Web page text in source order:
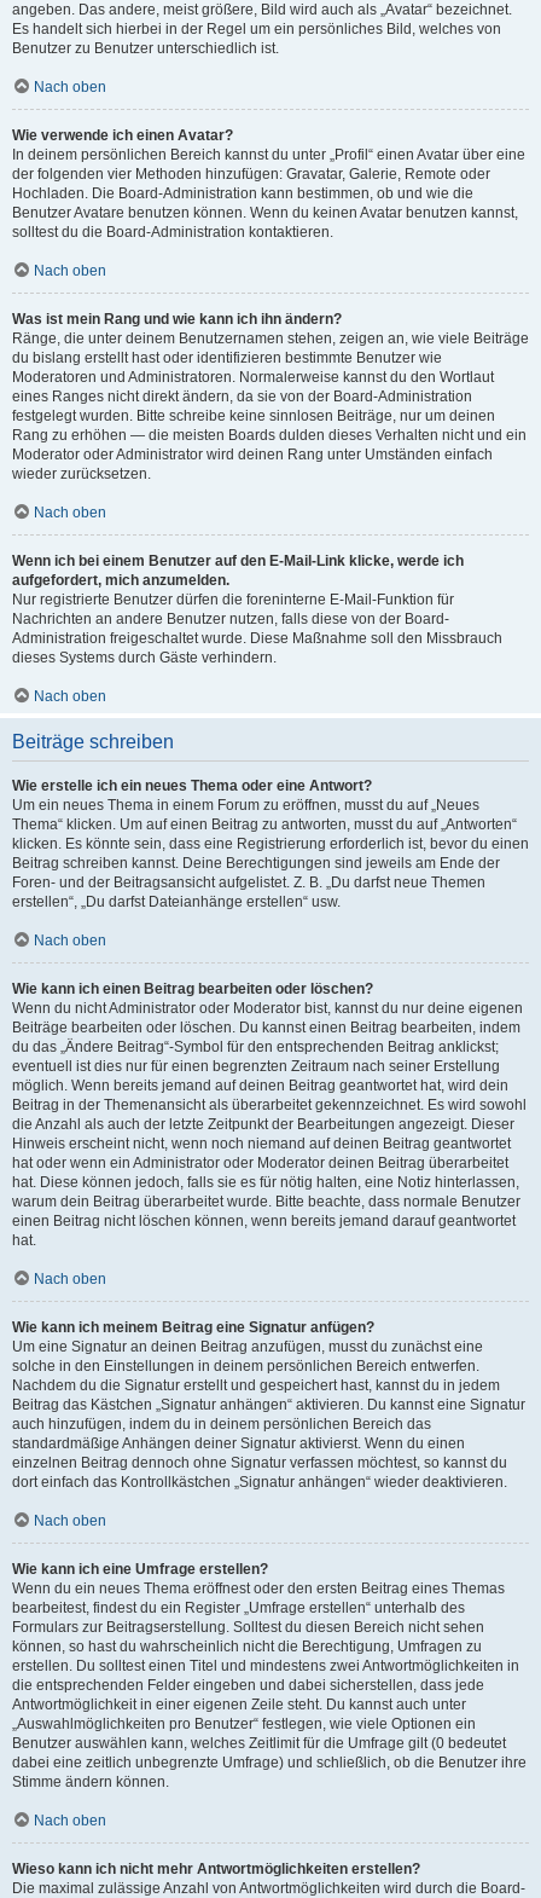
angeben. Das andere, meist größere, Bild wird auch als „Avatar“ bezeichnet.
Es handelt sich hierbei in der Regel um ein persönliches Bild, welches von
Benutzer zu Benutzer unterschiedlich ist.
Nach oben
Wie verwende ich einen Avatar?
In deinem persönlichen Bereich kannst du unter „Profil“ einen Avatar über eine
der folgenden vier Methoden hinzufügen: Gravatar, Galerie, Remote oder
Hochladen. Die Board-Administration kann bestimmen, ob und wie die
Benutzer Avatare benutzen können. Wenn du keinen Avatar benutzen kannst,
solltest du die Board-Administration kontaktieren.
Nach oben
Was ist mein Rang und wie kann ich ihn ändern?
Ränge, die unter deinem Benutzernamen stehen, zeigen an, wie viele Beiträge
du bislang erstellt hast oder identifizieren bestimmte Benutzer wie
Moderatoren und Administratoren. Normalerweise kannst du den Wortlaut
eines Ranges nicht direkt ändern, da sie von der Board-Administration
festgelegt wurden. Bitte schreibe keine sinnlosen Beiträge, nur um deinen
Rang zu erhöhen — die meisten Boards dulden dieses Verhalten nicht und ein
Moderator oder Administrator wird deinen Rang unter Umständen einfach
wieder zurücksetzen.
Nach oben
Wenn ich bei einem Benutzer auf den E-Mail-Link klicke, werde ich
aufgefordert, mich anzumelden.
Nur registrierte Benutzer dürfen die foreninterne E-Mail-Funktion für
Nachrichten an andere Benutzer nutzen, falls diese von der Board-
Administration freigeschaltet wurde. Diese Maßnahme soll den Missbrauch
dieses Systems durch Gäste verhindern.
Nach oben
Beiträge schreiben
Wie erstelle ich ein neues Thema oder eine Antwort?
Um ein neues Thema in einem Forum zu eröffnen, musst du auf „Neues
Thema“ klicken. Um auf einen Beitrag zu antworten, musst du auf „Antworten“
klicken. Es könnte sein, dass eine Registrierung erforderlich ist, bevor du einen
Beitrag schreiben kannst. Deine Berechtigungen sind jeweils am Ende der
Foren- und der Beitragsansicht aufgelistet. Z. B. „Du darfst neue Themen
erstellen“, „Du darfst Dateianhänge erstellen“ usw.
Nach oben
Wie kann ich einen Beitrag bearbeiten oder löschen?
Wenn du nicht Administrator oder Moderator bist, kannst du nur deine eigenen
Beiträge bearbeiten oder löschen. Du kannst einen Beitrag bearbeiten, indem
du das „Ändere Beitrag“-Symbol für den entsprechenden Beitrag anklickst;
eventuell ist dies nur für einen begrenzten Zeitraum nach seiner Erstellung
möglich. Wenn bereits jemand auf deinen Beitrag geantwortet hat, wird dein
Beitrag in der Themenansicht als überarbeitet gekennzeichnet. Es wird sowohl
die Anzahl als auch der letzte Zeitpunkt der Bearbeitungen angezeigt. Dieser
Hinweis erscheint nicht, wenn noch niemand auf deinen Beitrag geantwortet
hat oder wenn ein Administrator oder Moderator deinen Beitrag überarbeitet
hat. Diese können jedoch, falls sie es für nötig halten, eine Notiz hinterlassen,
warum dein Beitrag überarbeitet wurde. Bitte beachte, dass normale Benutzer
einen Beitrag nicht löschen können, wenn bereits jemand darauf geantwortet
hat.
Nach oben
Wie kann ich meinem Beitrag eine Signatur anfügen?
Um eine Signatur an deinen Beitrag anzufügen, musst du zunächst eine
solche in den Einstellungen in deinem persönlichen Bereich entwerfen.
Nachdem du die Signatur erstellt und gespeichert hast, kannst du in jedem
Beitrag das Kästchen „Signatur anhängen“ aktivieren. Du kannst eine Signatur
auch hinzufügen, indem du in deinem persönlichen Bereich das
standardmäßige Anhängen deiner Signatur aktivierst. Wenn du einen
einzelnen Beitrag dennoch ohne Signatur verfassen möchtest, so kannst du
dort einfach das Kontrollkästchen „Signatur anhängen“ wieder deaktivieren.
Nach oben
Wie kann ich eine Umfrage erstellen?
Wenn du ein neues Thema eröffnest oder den ersten Beitrag eines Themas
bearbeitest, findest du ein Register „Umfrage erstellen“ unterhalb des
Formulars zur Beitragserstellung. Solltest du diesen Bereich nicht sehen
können, so hast du wahrscheinlich nicht die Berechtigung, Umfragen zu
erstellen. Du solltest einen Titel und mindestens zwei Antwortmöglichkeiten in
die entsprechenden Felder eingeben und dabei sicherstellen, dass jede
Antwortmöglichkeit in einer eigenen Zeile steht. Du kannst auch unter
„Auswahlmöglichkeiten pro Benutzer“ festlegen, wie viele Optionen ein
Benutzer auswählen kann, welches Zeitlimit für die Umfrage gilt (0 bedeutet
dabei eine zeitlich unbegrenzte Umfrage) und schließlich, ob die Benutzer ihre
Stimme ändern können.
Nach oben
Wieso kann ich nicht mehr Antwortmöglichkeiten erstellen?
Die maximal zulässige Anzahl von Antwortmöglichkeiten wird durch die Board-